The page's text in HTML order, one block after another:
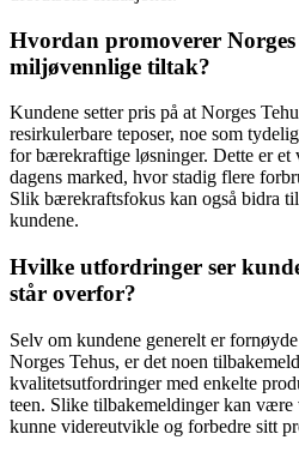
Hvordan promoverer
miljøvennlige tiltak?
Kundene setter pris på at Norges
resirkulerbare teposer, noe som
for bærekraftige løsninger. Dette er
dagens marked, hvor stadig flere
Slik bærekraftsfokus kan også bidra
kundene.
Hvilke utfordringer ser
står overfor?
Selv om kundene generelt er
Norges Tehus, er det noen
kvalitetsutfordringer med enkelte
teen. Slike tilbakemeldinger kan
kunne videreutvikle og forbedre sitt